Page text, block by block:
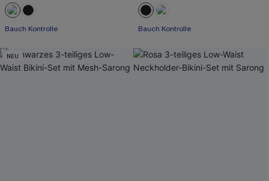
Bauch Kontrolle Bauch Kontrolle
NEU